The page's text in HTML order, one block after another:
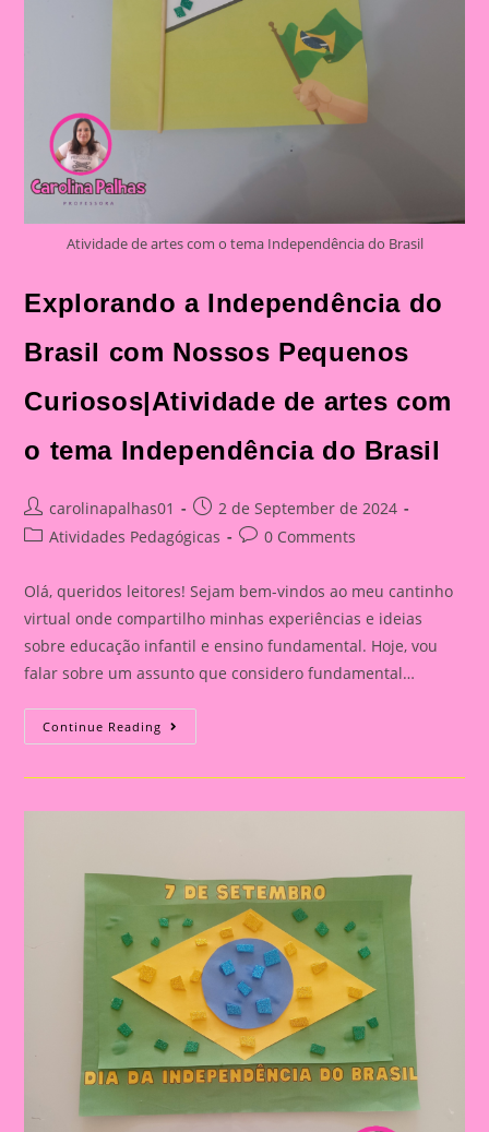
Atividade de artes com o tema Independência do Brasil
Explorando a Independência do
Brasil com Nossos Pequenos
Curiosos|Atividade de artes com
o tema Independência do Brasil
Post
author:
carolinapalhas01
Post
published:
2 de September de 2024
PostAtividades Pedagógicas
Post0 Comments
Olá, queridos leitores! Sejam bem-vindos ao meu cantinho
virtual onde compartilho minhas experiências e ideias
sobre educação infantil e ensino fundamental. Hoje, vou
falar sobre um assunto que considero fundamental…
Continue Reading Explorando
A
Do
Nossos
Artes
Com
O
Tema
Independência
Do
Brasil